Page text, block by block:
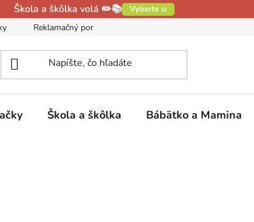
Škola a škôlka volá ✏️📚 Vyberte si
Reklamačný poriadok
Škola a škôlka Bábätko a Mamina